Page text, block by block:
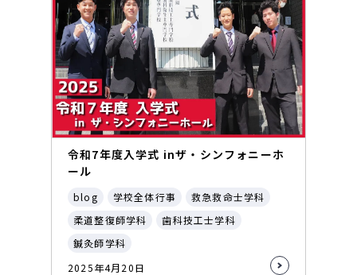
令和7年度入学式 inザ・シンフォニーホ
ール
blog 学校全体行事
救急救命士学科
柔道整復師学科
歯科技工士学科
鍼灸師学科
2025年4月20日